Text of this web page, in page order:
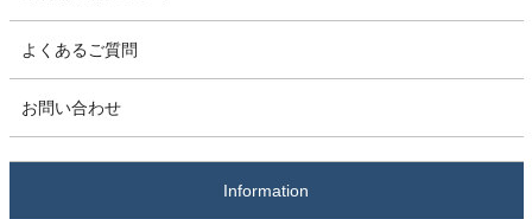
よくあるご質問
お問い合わせ
Information